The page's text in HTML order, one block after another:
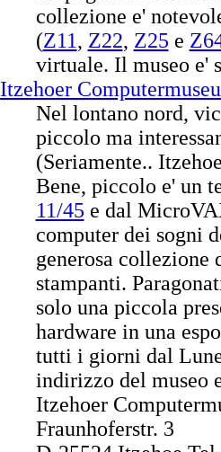
collezione e'
(Z11, Z22, Z25 e
virtuale. Il museo e'
Itzehoer
Nel lontano nord,
piccolo ma
(Seriamente..
Bene, piccolo e' un
11/45 e dal
computer dei sogni
generosa
stampanti.
solo una piccola
hardware in una
tutti i giorni dal
indirizzo del museo
Itzehoer
Fraunhoferstr. 3